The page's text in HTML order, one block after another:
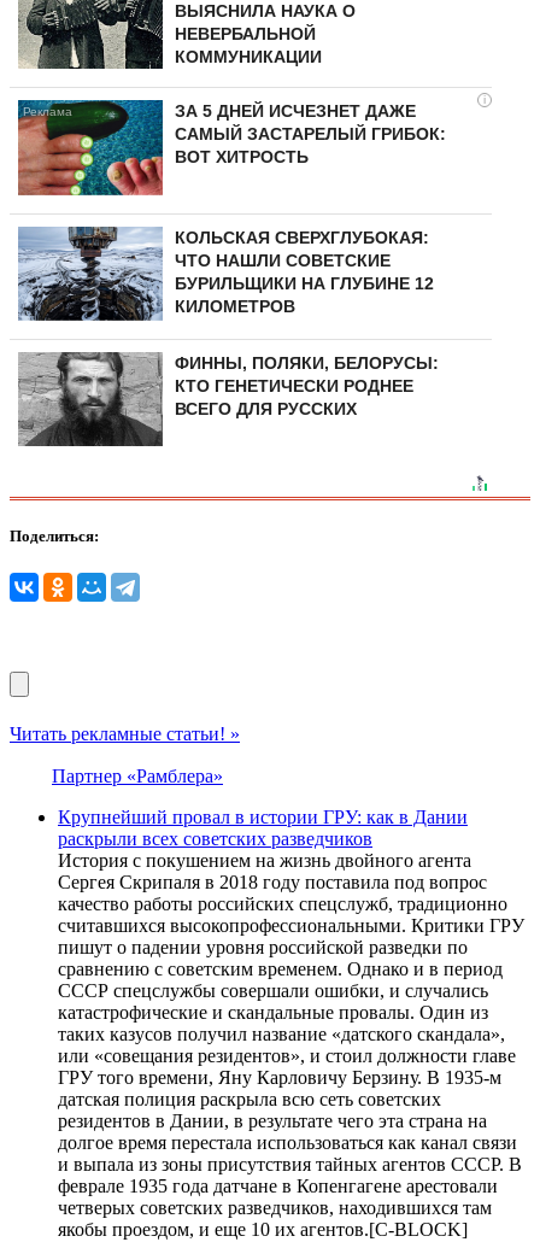
ВЫЯСНИЛА НАУКА О
НЕВЕРБАЛЬНОЙ
КОММУНИКАЦИИ
i
ЗА 5 ДНЕЙ ИСЧЕЗНЕТ ДАЖЕ
САМЫЙ ЗАСТАРЕЛЫЙ ГРИБОК:
ВОТ ХИТРОСТЬ
КОЛЬСКАЯ СВЕРХГЛУБОКАЯ:
ЧТО НАШЛИ СОВЕТСКИЕ
БУРИЛЬЩИКИ НА ГЛУБИНЕ 12
КИЛОМЕТРОВ
ФИННЫ, ПОЛЯКИ, БЕЛОРУСЫ:
КТО ГЕНЕТИЧЕСКИ РОДНЕЕ
ВСЕГО ДЛЯ РУССКИХ
Поделиться:
Читать рекламные статьи! »
Партнер «Рамблера»
Крупнейший провал в истории ГРУ: как в Дании
раскрыли всех советских разведчиков
История с покушением на жизнь двойного агента
Сергея Скрипаля в 2018 году поставила под вопрос
качество работы российских спецслужб, традиционно
считавшихся высокопрофессиональными. Критики ГРУ
пишут о падении уровня российской разведки по
сравнению с советским временем. Однако и в период
СССР спецслужбы совершали ошибки, и случались
катастрофические и скандальные провалы. Один из
таких казусов получил название «датского скандала»,
или «совещания резидентов», и стоил должности главе
ГРУ того времени, Яну Карловичу Берзину. В 1935-м
датская полиция раскрыла всю сеть советских
резидентов в Дании, в результате чего эта страна на
долгое время перестала использоваться как канал связи
и выпала из зоны присутствия тайных агентов СССР. В
феврале 1935 года датчане в Копенгагене арестовали
четверых советских разведчиков, находившихся там
якобы проездом, и еще 10 их агентов.[С-BLOCK]